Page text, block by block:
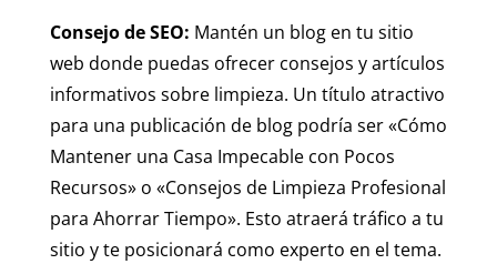
Consejo de SEO: Mantén un blog en tu sitio
web donde puedas ofrecer consejos y artículos
informativos sobre limpieza. Un título atractivo
para una publicación de blog podría ser «Cómo
Mantener una Casa Impecable con Pocos
Recursos» o «Consejos de Limpieza Profesional
para Ahorrar Tiempo». Esto atraerá tráfico a tu
sitio y te posicionará como experto en el tema.